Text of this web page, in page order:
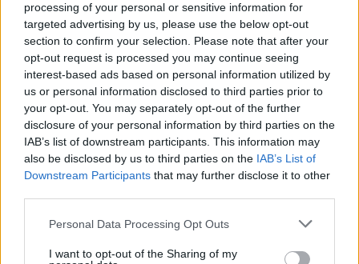
processing of your personal or sensitive information for
targeted advertising by us, please use the below opt-out
section to confirm your selection. Please note that after your
opt-out request is processed you may continue seeing
interest-based ads based on personal information utilized by
us or personal information disclosed to third parties prior to
your opt-out. You may separately opt-out of the further
disclosure of your personal information by third parties on the
IAB’s list of downstream participants. This information may
also be disclosed by us to third parties on the IAB’s List of
Downstream Participants that may further disclose it to other
Please note that this website/app uses one or more Google
not limited to your visit or usage behaviour. You may click to
Personal Data Processing Opt Outs
I want to opt-out of the Sharing of my
Η κατάσταση στο διπλωματικό επίπεδο
αποτυπώνεται στον παρακάτω πίνακα:
Χώρα
Στάση
Γαλλία, Γερμανία, Αυστραλία,
Ιαπωνία, Κίνα
Άρνηση
συμμετοχής
Ηνωμένο Βασίλειο
Απρόθυμο
Νότια Κορέα
Υπό
αξιολόγηση
Η Ουάσινγκτον προχωρά σε κλιμάκωση της